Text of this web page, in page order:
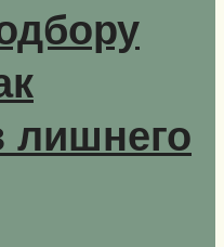
лишнего